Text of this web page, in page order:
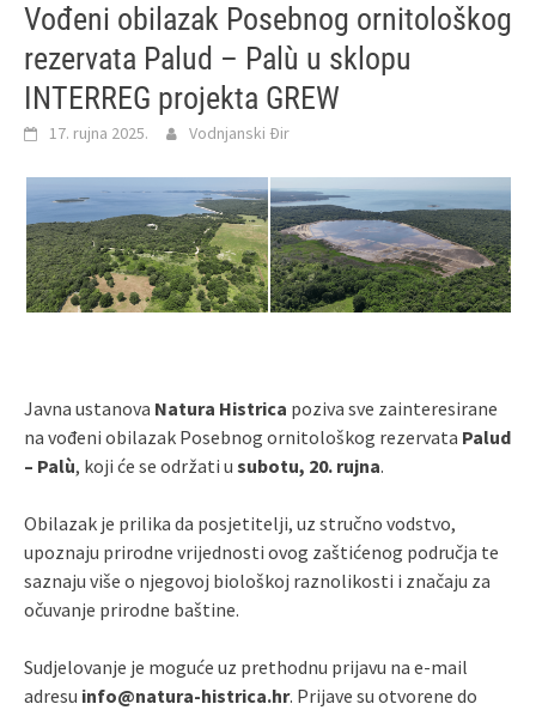
Vođeni obilazak Posebnog ornitološkog
rezervata Palud – Palù u sklopu
INTERREG projekta GREW
17. rujna 2025. Vodnjanski Đir
Javna ustanova Natura Histrica poziva sve zainteresirane
na vođeni obilazak Posebnog ornitološkog rezervata Palud
– Palù, koji će se održati u subotu, 20. rujna.
Obilazak je prilika da posjetitelji, uz stručno vodstvo,
upoznaju prirodne vrijednosti ovog zaštićenog područja te
saznaju više o njegovoj biološkoj raznolikosti i značaju za
očuvanje prirodne baštine.
Sudjelovanje je moguće uz prethodnu prijavu na e-mail
adresu info@natura-histrica.hr. Prijave su otvorene do